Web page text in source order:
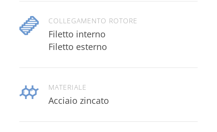
COLLEGAMENTO ROTORE
Filetto interno
Filetto esterno
MATERIALE
Acciaio zincato